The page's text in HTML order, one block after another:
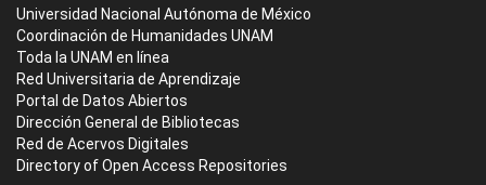
Universidad Nacional Autónoma de México
Coordinación de Humanidades UNAM
Toda la UNAM en línea
Red Universitaria de Aprendizaje
Portal de Datos Abiertos
Dirección General de Bibliotecas
Red de Acervos Digitales
Directory of Open Access Repositories